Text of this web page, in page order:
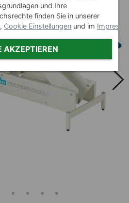
und Ihre
finden Sie in unserer
, Cookie Einstellungen und im
AKZEPTIEREN